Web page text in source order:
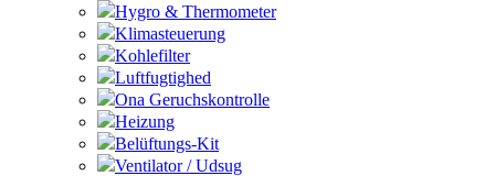
Hygro & Thermometer
Klimasteuerung
Kohlefilter
Luftfugtighed
Ona Geruchskontrolle
Heizung
Belüftungs-Kit
Ventilator / Udsug